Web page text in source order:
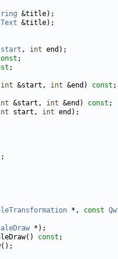
start , int
int &start, int &end) const
&start, int &end) const
start, int
*, const
const